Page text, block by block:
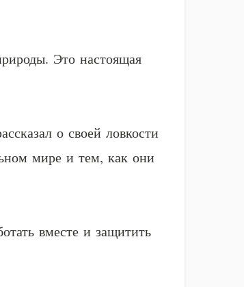
Это настоящая
о своей ловкости
мире и тем, как они
вместе и защитить